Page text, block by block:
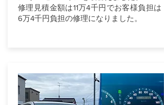
修理見積金額は11万4千円でお客様負担は
6万4千円負担の修理になりました。